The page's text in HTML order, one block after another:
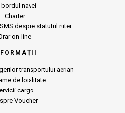
bordul navei
Charter
despre statutul rutei
on-line
transportului aerian
de loialitate
cargo
Voucher